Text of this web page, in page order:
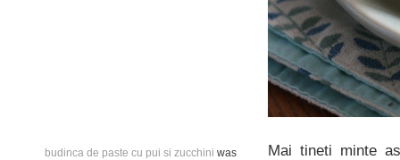
budinca de paste cu pui si zucchini was
Mai tineti minte